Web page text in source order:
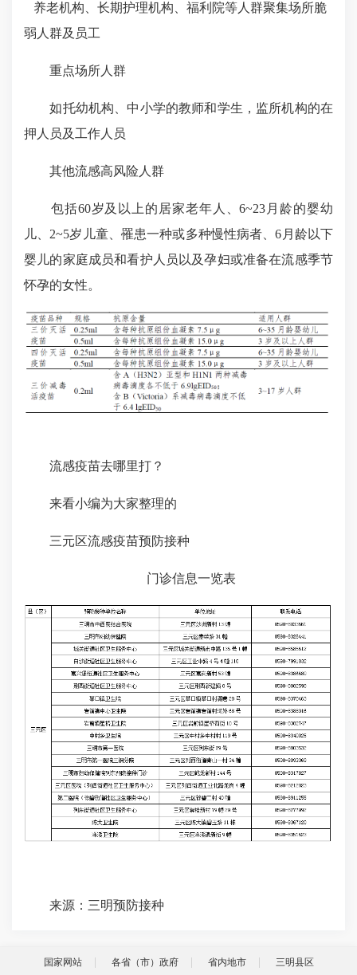
养老机构、长期护理机构、福利院等人群聚集场所脆
弱人群及员工
重点场所人群
如托幼机构、中小学的教师和学生，监所机构的在
押人员及工作人员
其他流感高风险人群
包括60岁及以上的居家老年人、6~23月龄的婴幼
儿、2~5岁儿童、罹患一种或多种慢性病者、6月龄以下
婴儿的家庭成员和看护人员以及孕妇或准备在流感季节
怀孕的女性。
流感疫苗去哪里打？
来看小编为大家整理的
三元区流感疫苗预防接种
门诊信息一览表
来源：三明预防接种
国家网站 各省（市）政府 省内地市 三明县区